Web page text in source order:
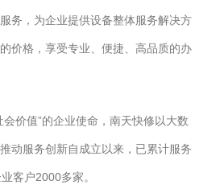
务，为企业提供设备整体服务解决方
价格，享受专业、便捷、高品质的办
会价值”的企业使命，南天快修以大数
动服务创新自成立以来，已累计服务
客户2000多家。